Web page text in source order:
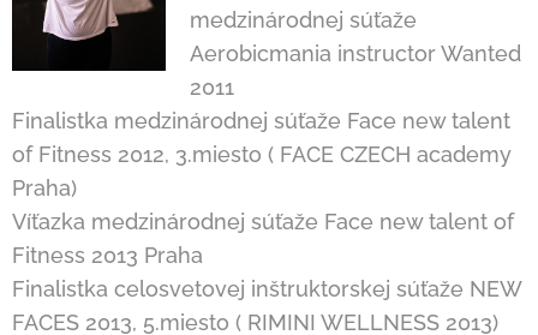
medzinárodnej súťaže
Aerobicmania instructor Wanted
2011
Finalistka medzinárodnej súťaže Face new talent
of Fitness 2012, 3.miesto ( FACE CZECH academy
Praha)
Víťazka medzinárodnej súťaže Face new talent of
Fitness 2013 Praha
Finalistka celosvetovej inštruktorskej súťaže NEW
FACES 2013, 5.miesto ( RIMINI WELLNESS 2013)